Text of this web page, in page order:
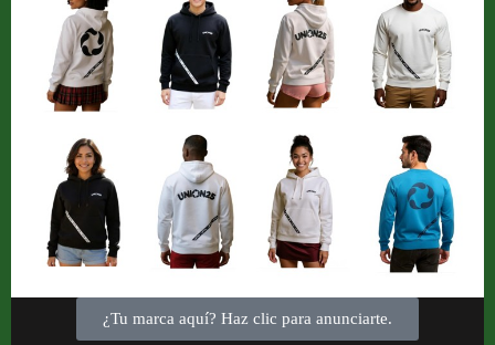
¿Tu marca aquí? Haz clic para anunciarte.